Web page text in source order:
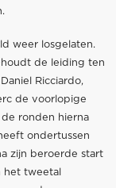
weer losgelaten.
de leiding ten
Ricciardo,
de voorlopige
ronden hierna
ondertussen
zijn beroerde start
het tweetal